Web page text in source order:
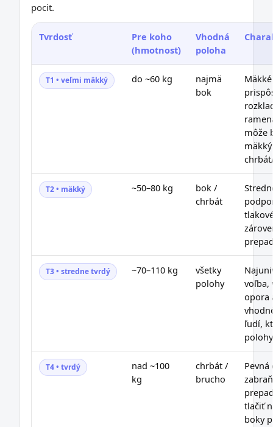
pocit.
Tvrdosť
Pre koho
(hmotnosť)
Vhodná
poloha
T1 • veľmi mäkký do ~60 kg
najmä
bok
Mäkké
môže
T2 • mäkký ~50–80 kg
bok /
chrbát
T3 • stredne tvrdý ~70–110 kg
všetky
polohy
voľba,
opora
ľudí,
T4 • tvrdý
nad ~100
kg
chrbát /
brucho
tlačiť
boky